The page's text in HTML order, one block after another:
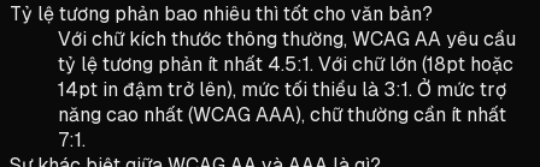
Tỷ lệ tương phản bao nhiêu thì tốt cho văn bản?
Với chữ kích thước thông thường, WCAG AA yêu cầu
tỷ lệ tương phản ít nhất 4.5:1. Với chữ lớn (18pt hoặc
14pt in đậm trở lên), mức tối thiểu là 3:1. Ở mức trợ
năng cao nhất (WCAG AAA), chữ thường cần ít nhất
7:1.